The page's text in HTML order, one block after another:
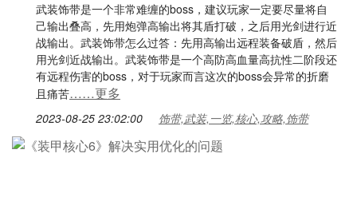
武装饰带是一个非常难缠的boss，建议玩家一定要尽量将自
己输出叠高，先用炮弹高输出将其盾打破，之后用光剑进行近
战输出。武装饰带怎么过答：先用高输出远程装备破盾，然后
用光剑近战输出。武装饰带是一个高防高血量高抗性二阶段还
有远程伤害的boss，对于玩家而言这次的boss会异常的折磨
且痛苦……更多
2023-08-25 23:02:00 饰带,武装,一览,核心,攻略,饰带